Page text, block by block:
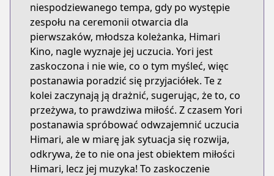
niespodziewanego tempa, gdy po występie
zespołu na ceremonii otwarcia dla
pierwszaków, młodsza koleżanka, Himari
Kino, nagle wyznaje jej uczucia. Yori jest
zaskoczona i nie wie, co o tym myśleć, więc
postanawia poradzić się przyjaciółek. Te z
kolei zaczynają ją drażnić, sugerując, że to, co
przeżywa, to prawdziwa miłość. Z czasem Yori
postanawia spróbować odwzajemnić uczucia
Himari, ale w miarę jak sytuacja się rozwija,
odkrywa, że to nie ona jest obiektem miłości
Himari, lecz jej muzyka! To zaskoczenie